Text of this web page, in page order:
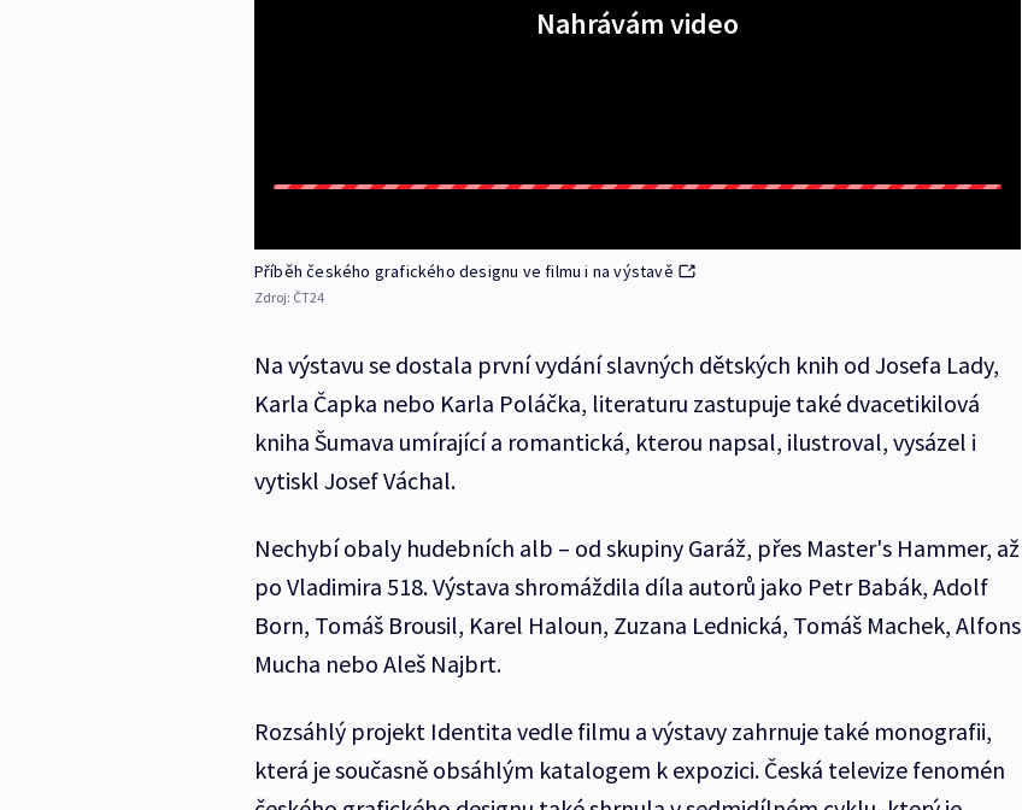
Nahrávám video
Příběh českého grafického designu ve filmu i na výstavě
Zdroj: ČT24
Na výstavu se dostala první vydání slavných dětských knih od Josefa Lady,
Karla Čapka nebo Karla Poláčka, literaturu zastupuje také dvacetikilová
kniha Šumava umírající a romantická, kterou napsal, ilustroval, vysázel i
vytiskl Josef Váchal.
Nechybí obaly hudebních alb – od skupiny Garáž, přes Master's Hammer, až
po Vladimira 518. Výstava shromáždila díla autorů jako Petr Babák, Adolf
Born, Tomáš Brousil, Karel Haloun, Zuzana Lednická, Tomáš Machek, Alfons
Mucha nebo Aleš Najbrt.
Rozsáhlý projekt Identita vedle filmu a výstavy zahrnuje také monografii,
která je současně obsáhlým katalogem k expozici. Česká televize fenomén